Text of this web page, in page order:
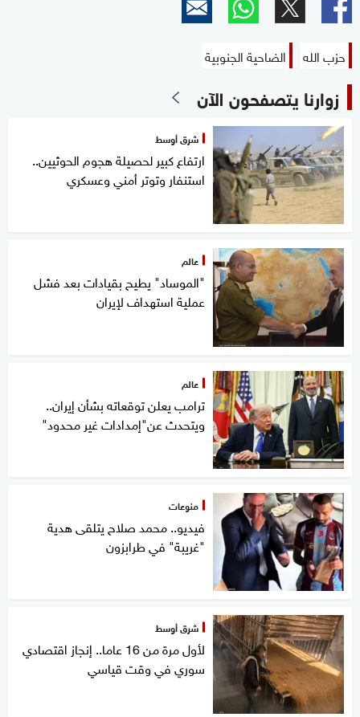
حزب الله الضاحية الجنوبية
زوارنا يتصفحون الآن
شرق أوسط
ارتفاع كبير لحصيلة هجوم الحوثيين..
استنفار وتوتر أمني وعسكري
عالم
"الموساد" يطيح بقيادات بعد فشل
عملية استهداف لإيران
عالم
ترامب يعلن توقعاته بشأن إيران..
ويتحدث عن"إمدادات غير محدود"
منوعات
فيديو.. محمد صلاح يتلقى هدية
"غريبة" في طرابزون
شرق أوسط
لأول مرة من 16 عاما.. إنجاز اقتصادي
سوري في وقت قياسي